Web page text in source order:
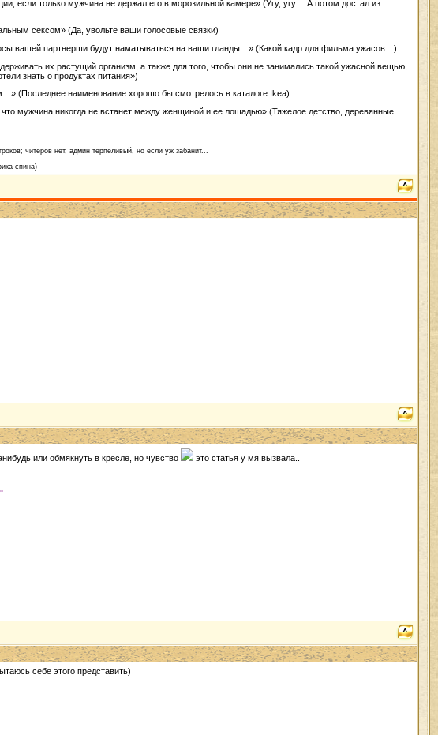
если только мужчина не держал его в морозильной камере» (Угу, угу… А потом достал из
сексом» (Да, увольте ваши голосовые связки)
вашей партнерши будут наматываться на ваши гланды…» (Какой кадр для фильма ужасов…)
их растущий организм, а также для того, чтобы они не занимались такой ужасной вещью,
знать о продуктах питания»)
(Последнее наименование хорошо бы смотрелось в каталоге Ikea)
мужчина никогда не встанет между женщиной и ее лошадью» (Тяжелое детство, деревянные
читеров нет, админ терпеливый, но если уж забанит...
спина)
или обмякнуть в кресле, но чувство это статья у мя вызвала..
себе этого представить)